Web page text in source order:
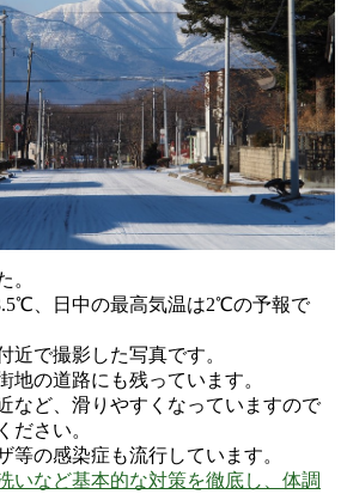
。
、日中の最高気温は2℃の予報で
近で撮影した写真です。
地の道路にも残っています。
など、滑りやすくなっていますので
ださい。
等の感染症も流行しています。
いなど基本的な対策を徹底し、体調